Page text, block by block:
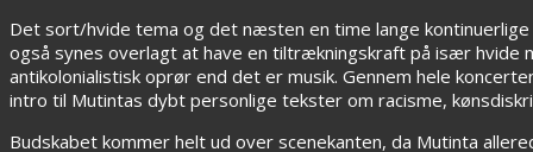
Det sort/hvide tema og det næsten en time lange
også synes overlagt at have en tiltrækningskraft på især hvide
antikolonialistisk oprør end det er musik. Gennem hele
intro til Mutintas dybt personlige tekster om racisme,
Budskabet kommer helt ud over scenekanten, da Mutinta